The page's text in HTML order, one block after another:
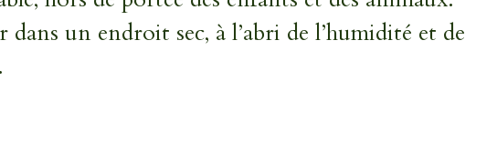
dans un endroit sec, à l’abri de l’humidité et de